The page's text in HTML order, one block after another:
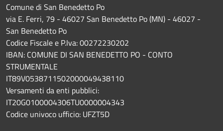
Comune di San Benedetto Po
via E. Ferri, 79 - 46027 San Benedetto Po (MN) - 46027 -
San Benedetto Po
Codice Fiscale e P.Iva: 00272230202
IBAN: COMUNE DI SAN BENEDETTO PO - CONTO
STRUMENTALE
IT89V0538711502000049438110
Versamenti da enti pubblici:
IT20G0100004306TU0000004343
Codice univoco ufficio: UFZT5D